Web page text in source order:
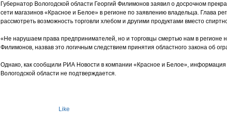
Губернатор Вологодской области Георгий Филимонов заявил о досрочном
сети магазинов «Красное и Белое» в регионе по заявлению владельца. Глава
рассмотреть возможность торговли хлебом и другими продуктами вместо
«Не нарушаем права предпринимателей, но и торговцы смертью нам в регионе
Филимонов, назвав это логичным следствием принятия областного закона об
Однако, как сообщили РИА Новости в компании «Красное и Белое», информация
Вологодской области не подтверждается.
Like